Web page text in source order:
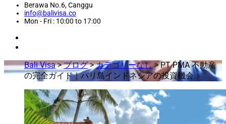
Berawa No.6, Canggu
info@balivisa.co
Mon - Fri : 10:00 to 17:00
Bali Visa>ブログ>カテゴリーなし>PT PMA 不動産
の完全ガイド｜バリ島インドネシアの投資機会